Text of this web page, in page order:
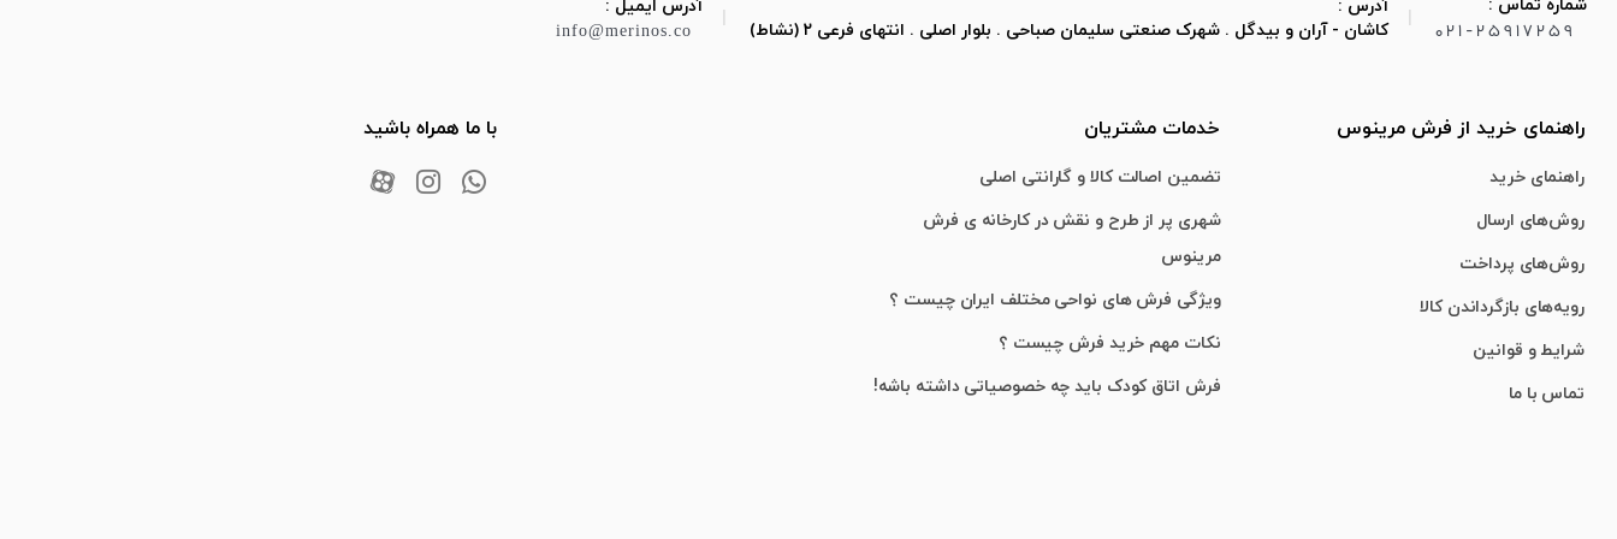
شماره تماس :
021-25917259
آدرس :
کاشان - آران و بیدگل . شهرک صنعتی سلیمان صباحی . بلوار اصلی . انتهای فرعی ۲ (نشاط)
آدرس ایمیل :
info@merinos.co
راهنمای خرید از فرش مرینوس
راهنمای خرید
روش‌های ارسال
روش‌های پرداخت
رویه‌های بازگرداندن کالا
شرایط و قوانین
تماس با ما
خدمات مشتریان
تضمین اصالت کالا و گارانتی اصلی
شهری پر از طرح و نقش در کارخانه ی فرش
مرینوس
ویژگی‌ فرش‌ های نواحی مختلف ایران چیست ؟
نکات مهم خرید فرش چیست ؟
فرش اتاق کودک باید چه خصوصیاتی داشته باشه!
با ما همراه باشید